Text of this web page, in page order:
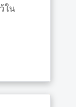
ใน